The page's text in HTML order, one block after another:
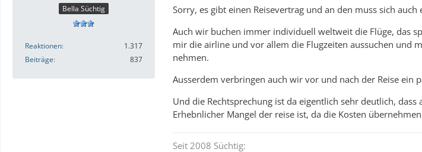
Bella Süchtig
Reaktionen
1.317
Beiträge
837
Sorry, es gibt einen Reisevertrag und an den muss sich auch
Auch wir buchen immer individuell weltweit die Flüge, das
mir die airline und vor allem die Flugzeiten aussuchen und
nehmen.
Ausserdem verbringen auch wir vor und nach der Reise ein
Und die Rechtsprechung ist da eigentlich sehr deutlich, dass
Erhebnlicher Mangel der reise ist, da die Kosten
Seit 2008 Süchtig: